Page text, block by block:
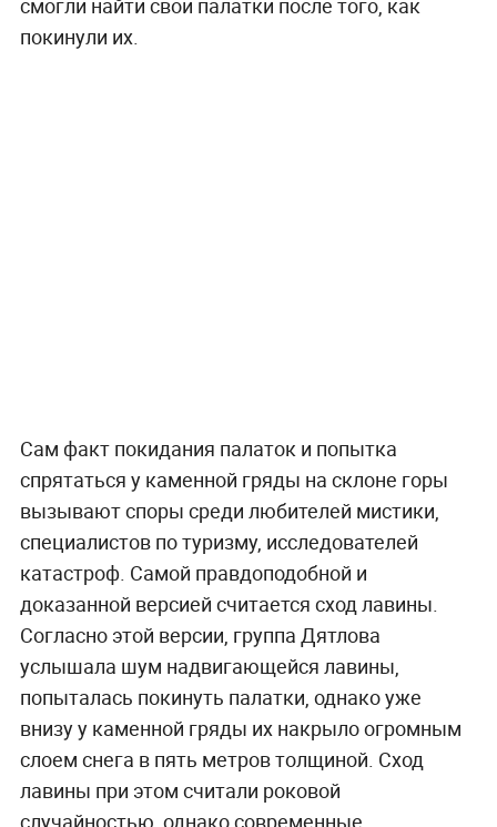
смогли найти свои палатки после того, как
покинули их.
Сам факт покидания палаток и попытка
спрятаться у каменной гряды на склоне горы
вызывают споры среди любителей мистики,
специалистов по туризму, исследователей
катастроф. Самой правдоподобной и
доказанной версией считается сход лавины.
Согласно этой версии, группа Дятлова
услышала шум надвигающейся лавины,
попыталась покинуть палатки, однако уже
внизу у каменной гряды их накрыло огромным
слоем снега в пять метров толщиной. Сход
лавины при этом считали роковой
случайностью, однако современные